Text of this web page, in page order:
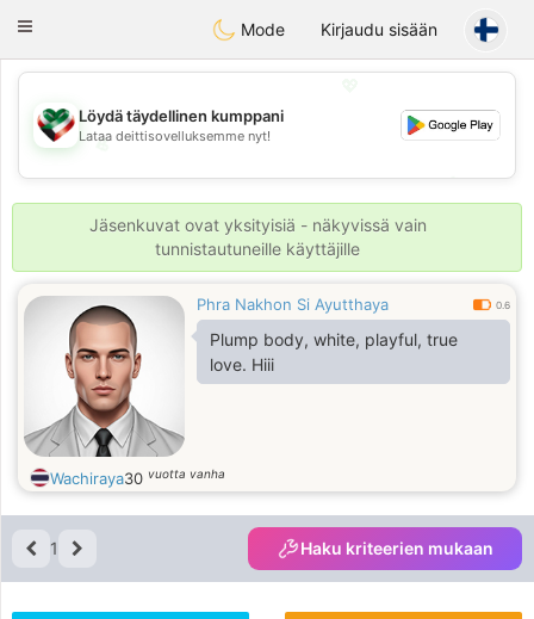
Kuwait Chat
Toggle
Mode Kirjaudu sisään
💖
💕
💕
Löydä täydellinen kumppani
Lataa deittisovelluksemme nyt!
Jäsenkuvat ovat yksityisiä - näkyvissä vain
tunnistautuneille käyttäjille
Phra Nakhon Si Ayutthaya 0.6
Plump body, white, playful, true
love. Hiii
Wachiraya30 vuotta vanha
1 Haku kriteerien mukaan